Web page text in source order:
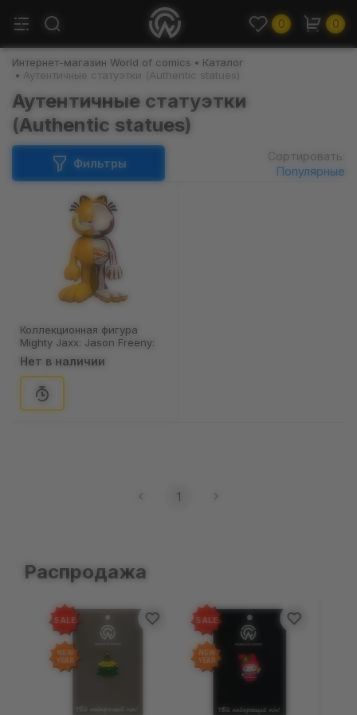
0 0
Интернет-магазин World of comics
Каталог
Аутентичные статуэтки (Authentic statues)
Аутентичные статуэтки
(Authentic statues)
Фильтры
Сортировать:
Популярные
Коллекционная фигура
Mighty Jaxx: Jason Freeny:
XXray Plus: Garfield:
Garfield, (93625)
Нет в наличии
1
Распродажа
SALE
NEW
YEAR
SALE
NEW
YEAR